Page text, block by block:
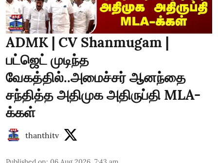
ADMK | CV Shanmugam |
பட்ஜெட் முடிந்த
வேகத்தில்..அமைச்சர் ஆனந்தை
சந்தித்த அதிமுக அதிருப்தி MLA-
க்கள்
thanthitv